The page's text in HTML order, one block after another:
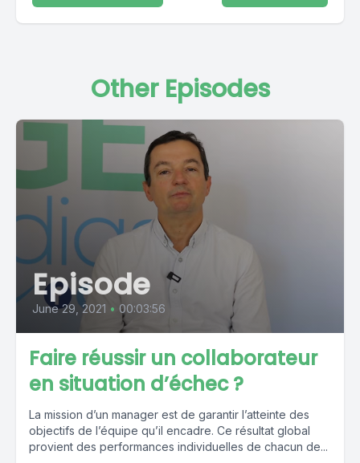
Other Episodes
Episode
June 29, 2021 • 00:03:56
Faire réussir un collaborateur
en situation d’échec ?
La mission d’un manager est de garantir l’atteinte des
objectifs de l’équipe qu’il encadre. Ce résultat global
provient des performances individuelles de chacun de...